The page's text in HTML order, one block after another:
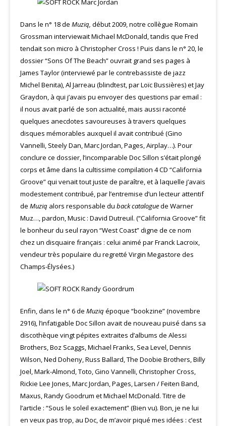
Dans le n° 18 de Muziq, début 2009, notre collègue Romain
Grossman interviewait Michael McDonald, tandis que Fred
tendait son micro à Christopher Cross ! Puis dans le n° 20, le
dossier “Sons Of The Beach” ouvrait grand ses pages à
James Taylor (interviewé par le contrebassiste de jazz
Michel Benita), Al Jarreau (blindtest, par Loïc Bussières) et Jay
Graydon, à qui j’avais pu envoyer des questions par email :
il nous avait parlé de son actualité, mais aussi raconté
quelques anecdotes savoureuses à travers quelques
disques mémorables auxquel il avait contribué (Gino
Vannelli, Steely Dan, Marc Jordan, Pages, Airplay…). Pour
conclure ce dossier, l’incomparable Doc Sillon s’était plongé
corps et âme dans la cultissime compilation 4 CD “California
Groove” qui venait tout juste de paraître, et à laquelle j’avais
modestement contribué, par l’entremise d’un lecteur attentif
de Muziq alors responsable du back cataloguede Warner
Muz…, pardon, Music : David Dutreuil. (“California Groove” fit
le bonheur du seul rayon “West Coast” digne de ce nom
chez un disquaire français : celui animé par Franck Lacroix,
vendeur très populaire du regretté Virgin Megastore des
Champs-Élysées.)
Enfin, dans le n° 6 de Muziq époque “bookzine” (novembre
2916), l’infatigable Doc Sillon avait de nouveau puisé dans sa
discothèque vingt pépites extraites d’albums de Alessi
Brothers, Boz Scaggs, Michael Franks, Sea Level, Dennis
Wilson, Ned Doheny, Russ Ballard, The Doobie Brothers, Billy
Joel, Mark-Almond, Toto, Gino Vannelli, Christopher Cross,
Rickie Lee Jones, Marc Jordan, Pages, Larsen / Feiten Band,
Maxus, Randy Goodrum et Michael McDonald. Titre de
l’article : “Sous le soleil exactement” (Bien vu). Bon, je ne lui
en veux pas trop, au Doc, de m’avoir piqué mes idées : c’est